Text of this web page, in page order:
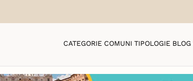
CATEGORIE COMUNI TIPOLOGIE BLOG